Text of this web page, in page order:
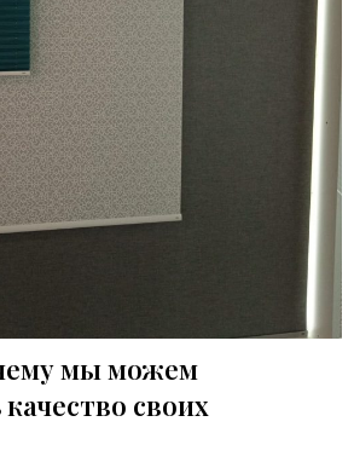
мы можем
своих